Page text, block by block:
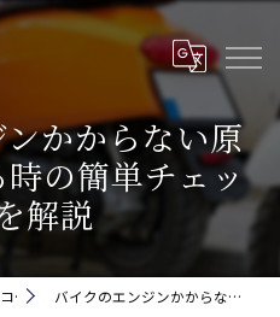
かからない原
の簡単チェッ
解説
コラム バイクのエンジンかからない原因とセルが回る時の簡単チェック法を解説